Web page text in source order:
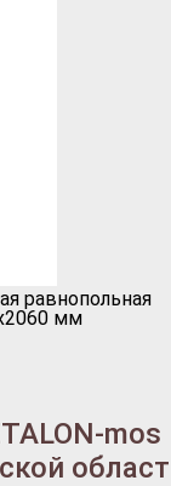
равнопольная
мм
mos